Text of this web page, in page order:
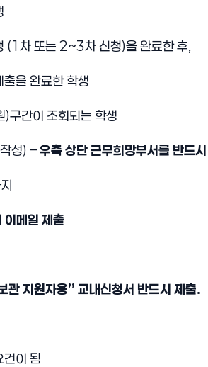
(1차 또는 2~3차 신청)을 완료한 후,
을 완료한 학생
)구간이 조회되는 학생
성) –우측 상단 근무희망부서를 반드
메일 제출
지원자용” 교내신청서 반드시 제출.
건이 됨